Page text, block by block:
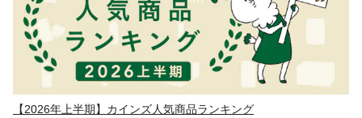
【2026年上半期】カインズ人気商品ランキング